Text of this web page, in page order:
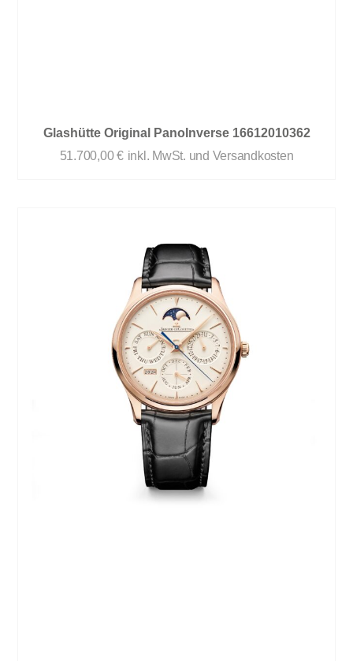
Glashütte Original PanoInverse 16612010362
51.700,00€ inkl. MwSt. und Versandkosten